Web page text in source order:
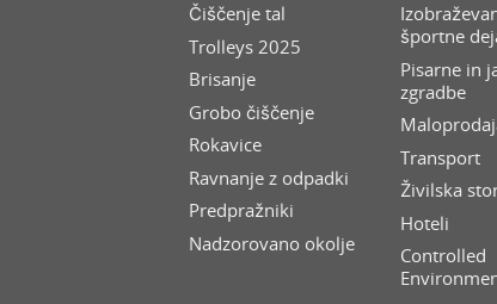
Čiščenje tal
Trolleys 2025
Brisanje
Grobo čiščenje
Rokavice
Ravnanje z odpadki
Predpražniki
Nadzorovano okolje
športne
Pisarne in
zgradbe
Transport
Živilska
Hoteli
Controlled